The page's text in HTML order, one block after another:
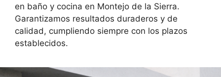
en baño y cocina en Montejo de la Sierra.
Garantizamos resultados duraderos y de
calidad, cumpliendo siempre con los plazos
establecidos.